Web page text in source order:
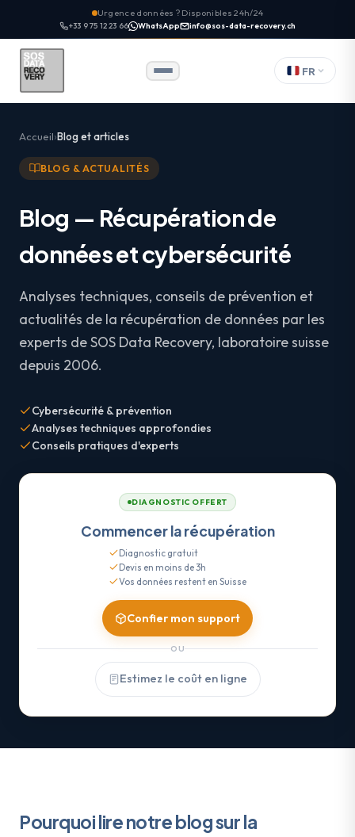
Urgence données ? Disponibles 24h/24
+33 9 75 12 23 66 WhatsApp info@sos-data-recovery.ch
FR
Accueil Blog et articles
BLOG & ACTUALITÉS
Blog — Récupération de
données et cybersécurité
Analyses techniques, conseils de prévention et
actualités de la récupération de données par les
experts de SOS Data Recovery, laboratoire suisse
depuis 2006.
Cybersécurité & prévention
Analyses techniques approfondies
Conseils pratiques d'experts
DIAGNOSTIC OFFERT
Commencer la récupération
Diagnostic gratuit
Devis en moins de 3h
Vos données restent en Suisse
Confier mon support
OU
Estimez le coût en ligne
Pourquoi lire notre blog sur la